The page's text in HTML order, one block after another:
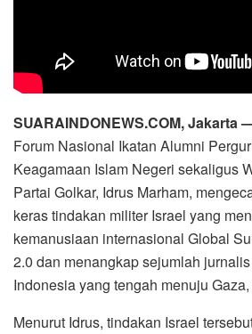
SUARAINDONEWS.COM, Jakarta
Forum Nasional Ikatan Alumni
Keagamaan Islam Negeri sekaligus
Partai Golkar, Idrus Marham,
keras tindakan militer Israel yang
kemanusiaan internasional Global
2.0 dan menangkap sejumlah
Indonesia yang tengah menuju
Menurut Idrus, tindakan Israel